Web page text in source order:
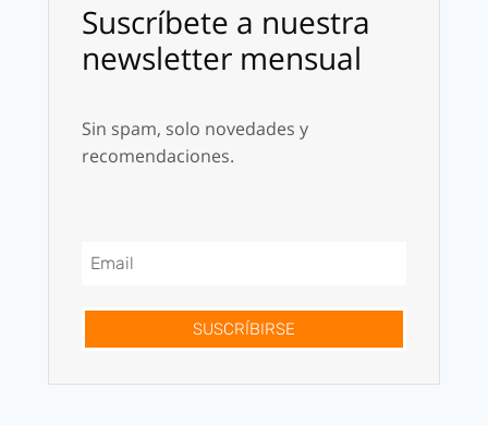
Suscríbete a nuestra
newsletter mensual
Sin spam, solo novedades y
recomendaciones.
SUSCRÍBIRSE